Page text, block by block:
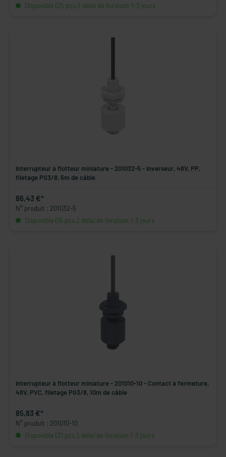
Disponible (25 pcs.), délai de livraison 1-3 jours
Interrupteur à flotteur miniature - 201032-5 - Inverseur, 48V, PP,
filetage PG3/8, 5m de câble
86,43 €*
N° produit : 201032-5
Disponible (15 pcs.), délai de livraison 1-3 jours
Interrupteur à flotteur miniature - 201010-10 - Contact à fermeture,
48V, PVC, filetage PG3/8, 10m de câble
85,83 €*
N° produit : 201010-10
Disponible (31 pcs.), délai de livraison 1-3 jours